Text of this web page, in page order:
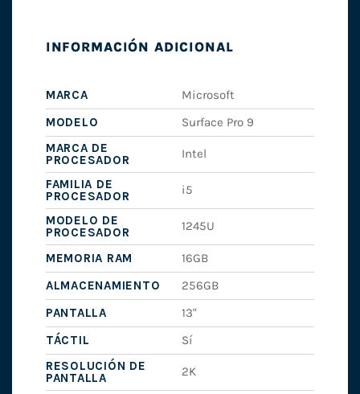
INFORMACIÓN ADICIONAL
MARCA
Microsoft
MODELO
Surface Pro 9
MARCA DE
PROCESADOR
Intel
FAMILIA DE
PROCESADOR
i5
MODELO DE
PROCESADOR
1245U
MEMORIA RAM
16GB
ALMACENAMIENTO
256GB
PANTALLA
13"
TÁCTIL
Sí
RESOLUCIÓN DE
PANTALLA
2K